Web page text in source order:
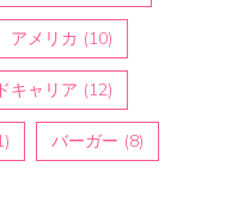
アメリカ (10)
キャリア (12)
バーガー (8)